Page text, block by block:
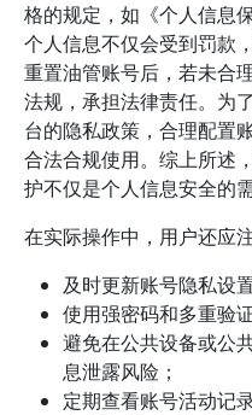
格的规定，如《个人信息
个人信息不仅会受到罚款
重置油管账号后，若未合
法规，承担法律责任。为
台的隐私政策，合理配置
合法合规使用。综上所述
护不仅是个人信息安全的
在实际操作中，用户还应
及时更新账号隐私设
使用强密码和多重验
避免在公共设备或公
息泄露风险；
定期查看账号活动记